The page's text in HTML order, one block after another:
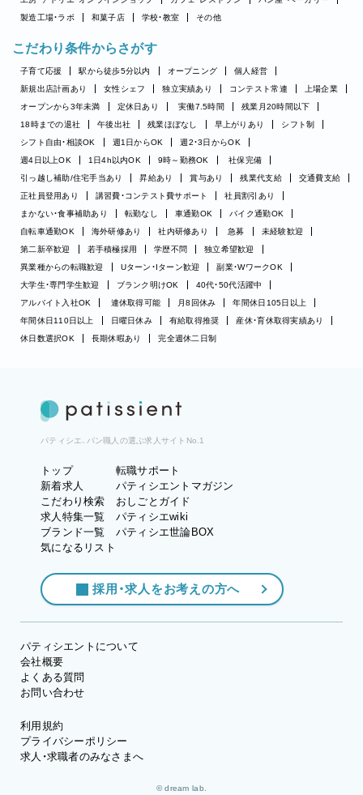
製造工場・ラボ
和菓子店 学校・教室 その他
こだわり条件からさがす
子育て応援 駅から徒歩5分以内 オープニング
個人経営
新規出店計画あり
女性シェフ 独立実績あり コンテスト常連
上場企業
オープンから3年未満
定休日あり 実働7.5時間
残業月20時間以下
18時までの退社
午後出社 残業ほぼなし 早上がりあり
シフト制
シフト自由・相談OK
週1日からOK
週2・3日からOK
週4日以上OK
1日4h以内OK 9時～勤務OK
社保完備
引っ越し補助/住宅手当あり
昇給あり 賞与あり 残業代支給
交通費支給
正社員登用あり
講習費・コンテスト費サポート
社員割引あり
まかない・食事補助あり
転勤なし 車通勤OK
バイク通勤OK
自転車通勤OK
海外研修あり 社内研修あり 急募
未経験歓迎
第二新卒歓迎
若手積極採用 学歴不問
独立希望歓迎
異業種からの転職歓迎
Uターン・Iターン歓迎
副業・WワークOK
大学生・専門学生歓迎
ブランク明けOK
40代・50代活躍中
アルバイト入社OK
連休取得可能 月8回休み
年間休日105日以上
年間休日110日以上
日曜日休み 有給取得推奨
産休・育休取得実績あり
休日数選択OK
長期休暇あり 完全週休二日制
パティシエ、パン職人の選ぶ求人サイトNo.1
トップ
新着求人
こだわり検索
求人特集一覧
ブランド一覧
気になるリスト
転職サポート
パティシエントマガジン
おしごとガイド
パティシエwiki
パティシエ世論BOX
採用・求人をお考えの方へ
パティシエントについて
会社概要
よくある質問
お問い合わせ
利用規約
プライバシーポリシー
求人・求職者のみなさまへ
© dream lab.